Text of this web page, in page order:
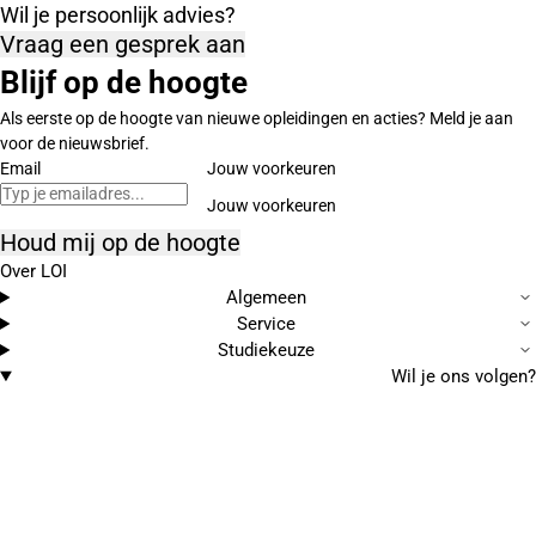
Wil je persoonlijk advies?
Vraag een gesprek aan
Blijf op de hoogte
Als eerste op de hoogte van nieuwe opleidingen en acties? Meld je aan
voor de nieuwsbrief.
Email
Jouw voorkeuren
Houd mij op de hoogte
Over LOI
Algemeen
Service
Studiekeuze
Wil je ons volgen?